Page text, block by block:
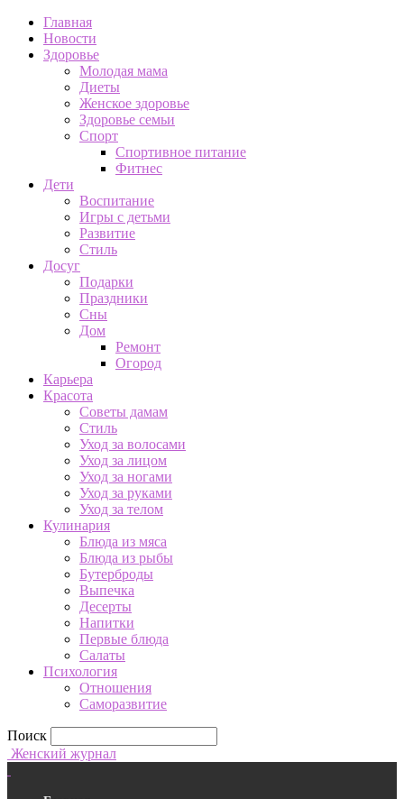
Главная
Новости
Здоровье
Молодая мама
Диеты
Женское здоровье
Здоровье семьи
Спорт
Спортивное питание
Фитнес
Дети
Воспитание
Игры с детьми
Развитие
Стиль
Досуг
Подарки
Праздники
Сны
Дом
Ремонт
Огород
Карьера
Красота
Советы дамам
Стиль
Уход за волосами
Уход за лицом
Уход за ногами
Уход за руками
Уход за телом
Кулинария
Блюда из мяса
Блюда из рыбы
Бутерброды
Выпечка
Десерты
Напитки
Первые блюда
Салаты
Психология
Отношения
Саморазвитие
Поиск
Женский журнал